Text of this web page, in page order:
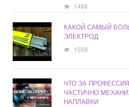
1488
КАКОЙ САМЫЙ
ЭЛЕКТРОД
1559
ЧТО ЗА
ЧАСТИЧНО
НАПЛАВКИ